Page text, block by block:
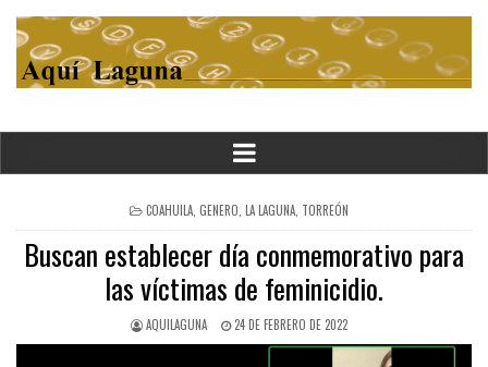
POSTED
IN
COAHUILA, GENERO LA LAGUNA, TORREÓN
Buscan establecer día conmemorativo para
las víctimas de feminicidio.
AQUILAGUNA 24 DE FEBRERO DE 2022